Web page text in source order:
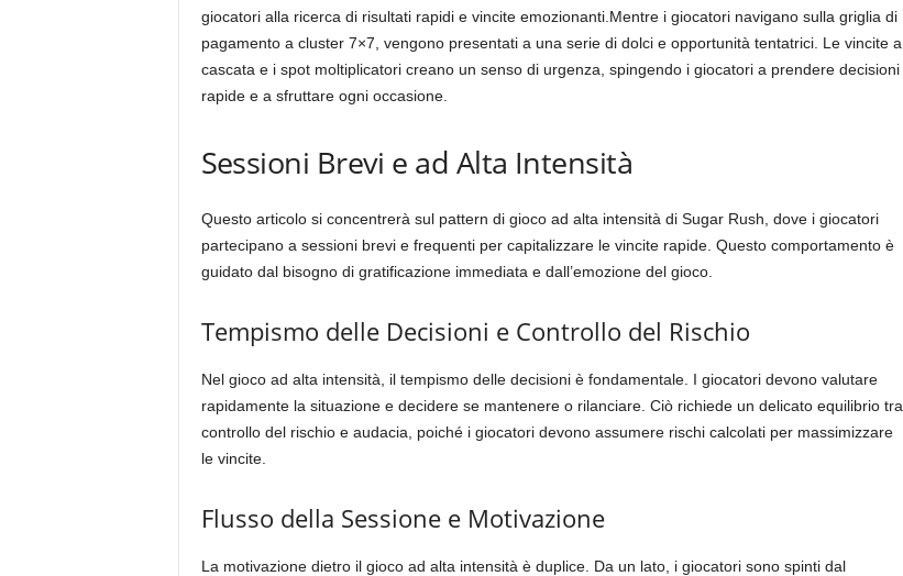
giocatori alla ricerca di risultati rapidi e vincite emozionanti.Mentre i giocatori navigano sulla griglia di
pagamento a cluster 7×7, vengono presentati a una serie di dolci e opportunità tentatrici. Le vincite a
cascata e i spot moltiplicatori creano un senso di urgenza, spingendo i giocatori a prendere decisioni
rapide e a sfruttare ogni occasione.
Sessioni Brevi e ad Alta Intensità
Questo articolo si concentrerà sul pattern di gioco ad alta intensità di Sugar Rush, dove i giocatori
partecipano a sessioni brevi e frequenti per capitalizzare le vincite rapide. Questo comportamento è
guidato dal bisogno di gratificazione immediata e dall’emozione del gioco.
Tempismo delle Decisioni e Controllo del Rischio
Nel gioco ad alta intensità, il tempismo delle decisioni è fondamentale. I giocatori devono valutare
rapidamente la situazione e decidere se mantenere o rilanciare. Ciò richiede un delicato equilibrio tra
controllo del rischio e audacia, poiché i giocatori devono assumere rischi calcolati per massimizzare
le vincite.
Flusso della Sessione e Motivazione
La motivazione dietro il gioco ad alta intensità è duplice. Da un lato, i giocatori sono spinti dal